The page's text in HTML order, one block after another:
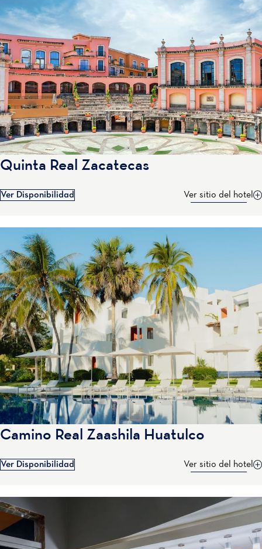
Quinta Real Zacatecas
Ver Disponibilidad Ver sitio del hotel
Camino Real Zaashila Huatulco
Ver Disponibilidad Ver sitio del hotel